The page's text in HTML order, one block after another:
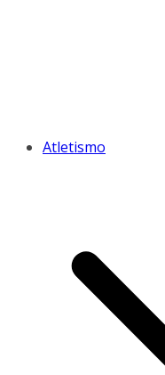
Atletismo